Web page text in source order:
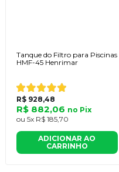
Tanque do Filtro para Piscinas
HMF-45 Henrimar
R$ 928,48
R$ 882,06 no Pix
ou 5x R$ 185,70
ADICIONAR AO
CARRINHO